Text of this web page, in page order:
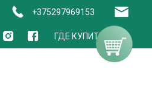
+375297969153
ГДЕ КУПИТЬ